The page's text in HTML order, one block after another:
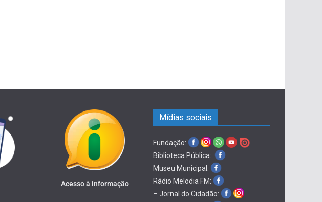
Acesso à informação
Mídias sociais
Fundação:
Biblioteca Pública:
Museu Municipal:
Rádio Melodia FM:
– Jornal do Cidadão: